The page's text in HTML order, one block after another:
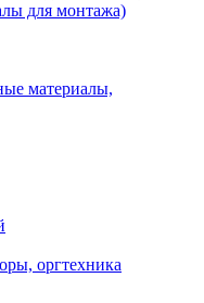
для монтажа)
материалы,
оргтехника